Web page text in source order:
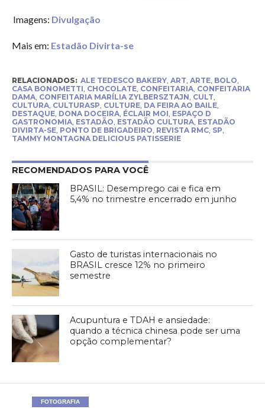
Imagens: Divulgação
Mais em: Estadão Divirta-se
RELACIONADOS: ALE TEDESCO BAKERY, ART ARTE, BOLO
CASA BONOMETTI CHOCOLATE, CONFEITARIA, CONFEITARIA
DAMA, CONFEITARIA MARÍLIA ZYLBERSZTAJN CULT
CULTURA, CULTURASP CULTURE, DA FEIRA AO BAILE,
DESTAQUE, DONA DOCEIRA, ÉCLAIR MOI ESPAÇO D
GASTRONOMIA, ESTADÃO ESTADÃO CULTURA, ESTADÃO
DIVIRTA-SE, PONTO DE BRIGADEIRO REVISTA RMC, SP
TAMMY MONTAGNA DELICIOUS PATISSERIE
RECOMENDADOS PARA VOCÊ
BRASIL: Desemprego cai e fica em
5,4% no trimestre encerrado em junho
Gasto de turistas internacionais no
BRASIL cresce 12% no primeiro
semestre
Acupuntura e TDAH e ansiedade:
quando a técnica chinesa pode ser uma
opção complementar?
FOTOGRAFIA